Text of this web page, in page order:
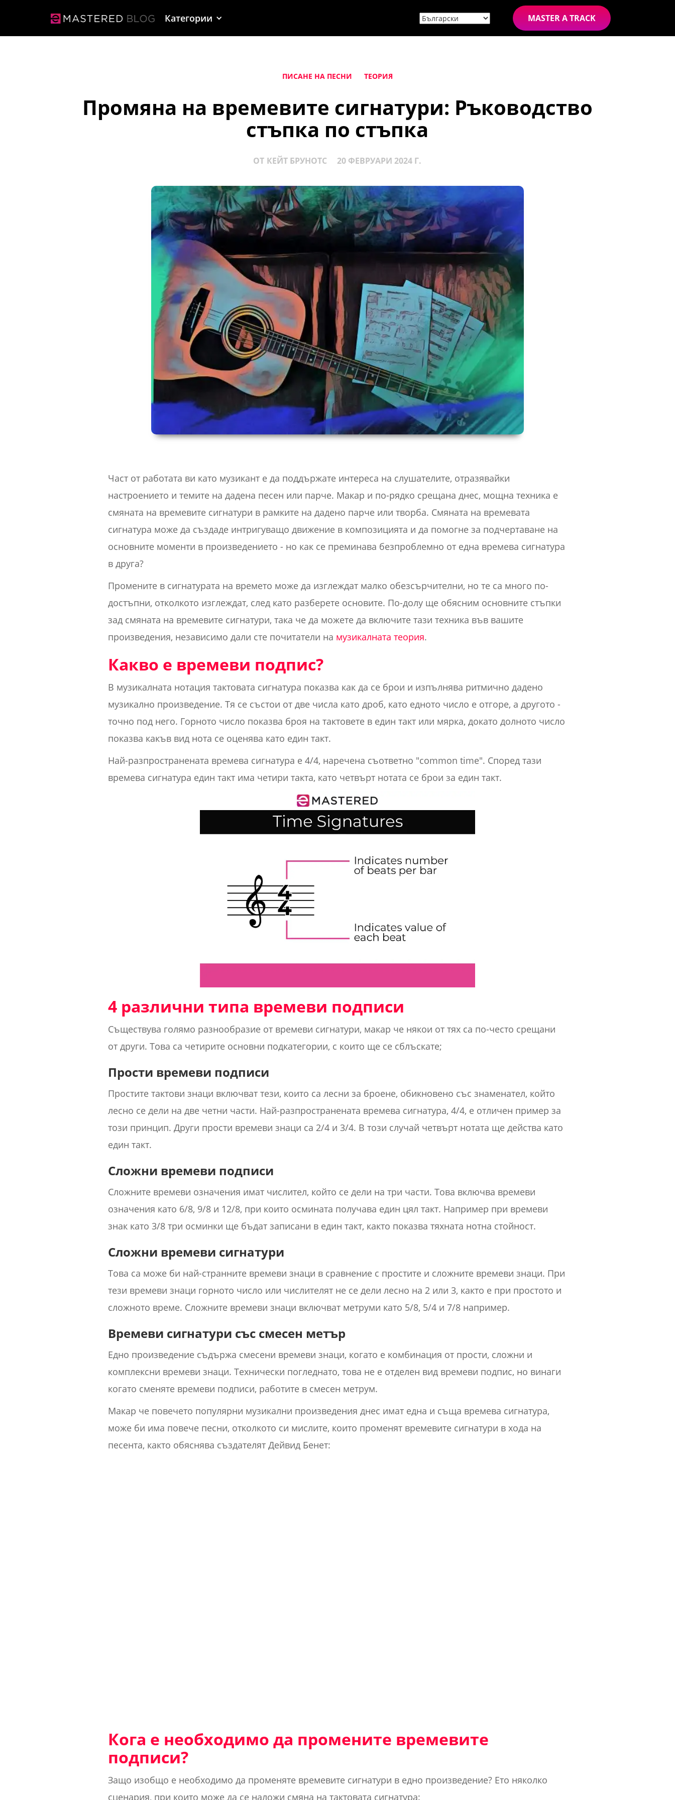
Категории MASTER A TRACK
ПИСАНЕ НА ПЕСНИ ТЕОРИЯ
Промяна на времевите сигнатури: Ръководство
стъпка по стъпка
ОТ КЕЙТ БРУНОТС 20 ФЕВРУАРИ 2024 Г.
Част от работата ви като музикант е да поддържате интереса на слушателите, отразявайки
настроението и темите на дадена песен или парче. Макар и по-рядко срещана днес, мощна техника е
смяната на времевите сигнатури в рамките на дадено парче или творба. Смяната на времевата
сигнатура може да създаде интригуващо движение в композицията и да помогне за подчертаване на
основните моменти в произведението - но как се преминава безпроблемно от една времева сигнатура
в друга?
Промените в сигнатурата на времето може да изглеждат малко обезсърчителни, но те са много по-
достъпни, отколкото изглеждат, след като разберете основите. По-долу ще обясним основните стъпки
зад смяната на времевите сигнатури, така че да можете да включите тази техника във вашите
произведения, независимо дали сте почитатели на музикалната теория.
Какво е времеви подпис?
В музикалната нотация тактовата сигнатура показва как да се брои и изпълнява ритмично дадено
музикално произведение. Тя се състои от две числа като дроб, като едното число е отгоре, а другото -
точно под него. Горното число показва броя на тактовете в един такт или мярка, докато долното число
показва какъв вид нота се оценява като един такт.
Най-разпространената времева сигнатура е 4/4, наречена съответно "common time". Според тази
времева сигнатура един такт има четири такта, като четвърт нотата се брои за един такт.
4 различни типа времеви подписи
Съществува голямо разнообразие от времеви сигнатури, макар че някои от тях са по-често срещани
от други. Това са четирите основни подкатегории, с които ще се сблъскате;
Прости времеви подписи
Простите тактови знаци включват тези, които са лесни за броене, обикновено със знаменател, който
лесно се дели на две четни части. Най-разпространената времева сигнатура, 4/4, е отличен пример за
този принцип. Други прости времеви знаци са 2/4 и 3/4. В този случай четвърт нотата ще действа като
един такт.
Сложни времеви подписи
Сложните времеви означения имат числител, който се дели на три части. Това включва времеви
означения като 6/8, 9/8 и 12/8, при които осмината получава един цял такт. Например при времеви
знак като 3/8 три осминки ще бъдат записани в един такт, както показва тяхната нотна стойност.
Сложни времеви сигнатури
Това са може би най-странните времеви знаци в сравнение с простите и сложните времеви знаци. При
тези времеви знаци горното число или числителят не се дели лесно на 2 или 3, както е при простото и
сложното време. Сложните времеви знаци включват метруми като 5/8, 5/4 и 7/8 например.
Времеви сигнатури със смесен метър
Едно произведение съдържа смесени времеви знаци, когато е комбинация от прости, сложни и
комплексни времеви знаци. Технически погледнато, това не е отделен вид времеви подпис, но винаги
когато сменяте времеви подписи, работите в смесен метрум.
Макар че повечето популярни музикални произведения днес имат една и съща времева сигнатура,
може би има повече песни, отколкото си мислите, които променят времевите сигнатури в хода на
песента, както обяснява създателят Дейвид Бенет:
Кога е необходимо да промените времевите
подписи?
Защо изобщо е необходимо да променяте времевите сигнатури в едно произведение? Ето няколко
сценария, при които може да се наложи смяна на тактовата сигнатура: